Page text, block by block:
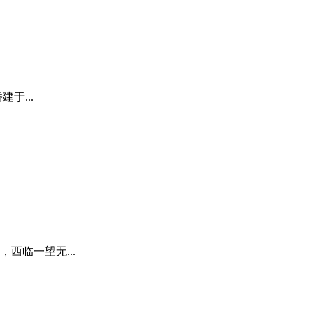
于...
西临一望无...